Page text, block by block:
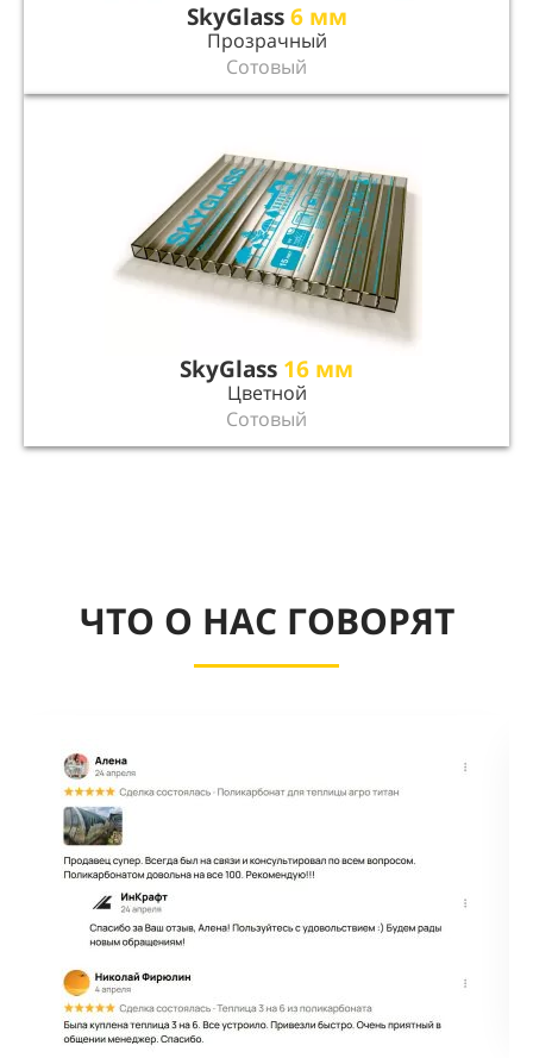
SkyGlass6 мм
Прозрачный
Сотовый
SkyGlass 16 мм
Цветной
Сотовый
ЧТО О НАС ГОВОРЯТ